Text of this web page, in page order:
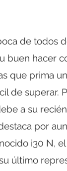
de todos
buen hacer
que prima
de superar.
a su
por
i30 N,
último